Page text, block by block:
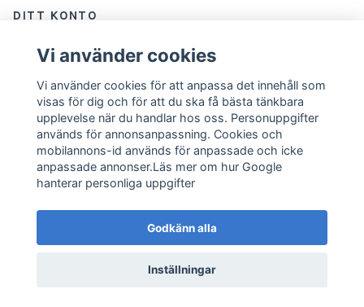
DITT KONTO
Logga in
NYHETSBREV
E-postadress
Prenumerera
© 2026 Marathonbutiken
Vi använder cookies
Vi använder cookies för att anpassa det innehåll som
visas för dig och för att du ska få bästa tänkbara
upplevelse när du handlar hos oss. Personuppgifter
används för annonsanpassning. Cookies och
mobilannons-id används för anpassade och icke
anpassade annonser.Läs mer om hur Google
hanterar personliga uppgifter
Godkänn alla
Inställningar